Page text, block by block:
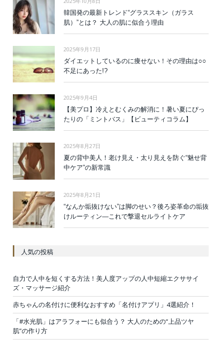
韓国発の最新トレンド“グラススキン（ガラス
肌）”とは？ 大人の肌に似合う理由
2025年9月17日
ダイエットしているのに痩せない！その理由は○○
不足にあった!?
2025年9月4日
【美プロ】冷えとむくみの解消に！暑い夏にぴっ
たりの「ミントバス」【ビューティコラム】
2025年8月27日
夏の背中美人！老け見え・太り見えを防ぐ“魅せ背
中ケア”の新常識
2025年8月21日
“なんか垢抜けない”は脚のせい？後ろ姿革命の垢抜
けルーティン—これで撃退セルライトケア
人気の投稿
自力で人中を短くする方法！美人度アップの人中短縮エクササイ
ズ・マッサージ紹介
赤ちゃんの名付けに便利なおすすめ「名付けアプリ」4選紹介！
「#水光肌」はアラフォーにも似合う？ 大人のための“上品ツヤ
肌”の作り方